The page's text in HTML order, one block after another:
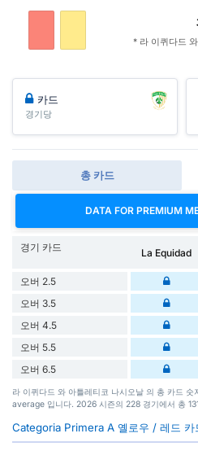
* 라 이퀴다드
카드
경기당
총 카드
DATA FOR PREMIUM
경기 카드 La Equidad
오버 2.5
오버 3.5
오버 4.5
오버 5.5
오버 6.5
라 이퀴다드 와 아틀레티코 나시오날 의 총 카드
average 입니다. 2026 시즌의 228 경기에서 총
Categoria Primera A 옐로우 / 레드 카